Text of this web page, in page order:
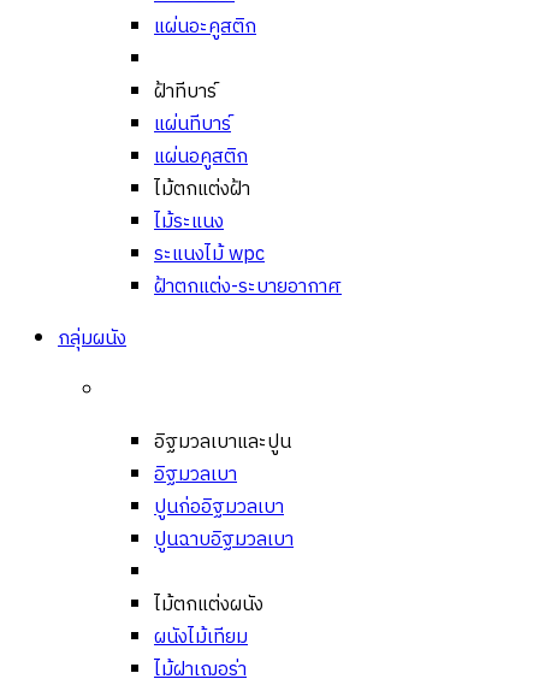
แผ่นอะคูสติก
ฝ้าทีบาร์
แผ่นทีบาร์
แผ่นอคูสติก
ไม้ตกแต่งฝ้า
ไม้ระแนง
ระแนงไม้ wpc
ฝ้าตกแต่ง-ระบายอากาศ
กลุ่มผนัง
อิฐมวลเบาและปูน
อิฐมวลเบา
ปูนก่ออิฐมวลเบา
ปูนฉาบอิฐมวลเบา
ไม้ตกแต่งผนัง
ผนังไม้เทียม
ไม้ฝาเฌอร่า